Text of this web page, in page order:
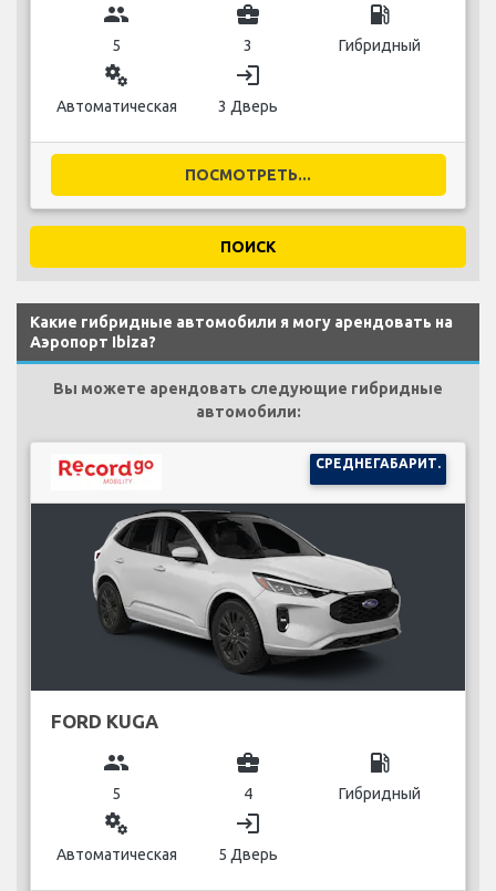
group
5
business_center
3
local_gas_station
Гибридный
miscellaneous_services
Автоматическая
login
3 Дверь
ПОСМОТРЕТЬ...
ПОИСК
Какие гибридные автомобили я могу арендовать на
Аэропорт Ibiza?
Вы можете арендовать следующие гибридные
автомобили:
СРЕДНЕГАБАРИТ.
FORD KUGA
group
5
business_center
4
local_gas_station
Гибридный
miscellaneous_services
Автоматическая
login
5 Дверь